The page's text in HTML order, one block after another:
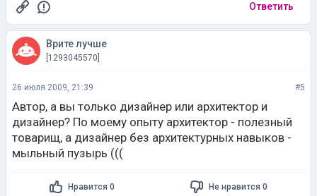
Ответить
Врите лучше
[1293045570]
26 июля 2009, 21:39 #5
Автор, а вы только дизайнер или архитектор и
дизайнер? По моему опыту архитектор - полезный
товарищ, а дизайнер без архитектурных навыков -
мыльный пузырь (((
Нравится 0 Не нравится 0